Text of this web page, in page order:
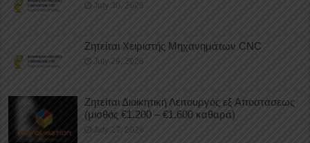
July 30, 2026
Ζητείται Χειριστής Μηχανημάτων CNC
July 29, 2026
Ζητείται Διοικητική Λειτουργός εξ Αποστάσεως
(μισθός €1.200 – €1.600 καθαρά)
July 27, 2026